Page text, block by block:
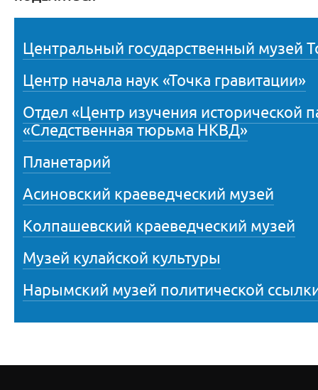
Центральный государственный музей
Центр начала наук «Точка гравитации»
Отдел «Центр изучения исторической
«Следственная тюрьма НКВД»
Планетарий
Асиновский краеведческий музей
Колпашевский краеведческий музей
Музей кулайской культуры
Нарымский музей политической